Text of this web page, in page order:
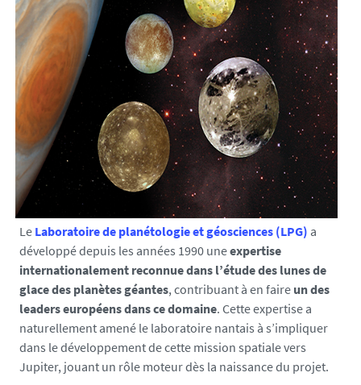
u
e
s
.
u
n
i
v
n
a
n
t
e
s
.
f
r
/
m
Le Laboratoire de planétologie et géosciences (LPG) a
développé depuis les années 1990 uneexpertise
internationalement reconnue dans l’étude des lunes de
glace des planètes géantes, contribuant à en faire un des
leaders européens dans ce domaine. Cette expertise a
naturellement amené le laboratoire nantais à s’impliquer
dans le développement de cette mission spatiale vers
Jupiter, jouant un rôle moteur dès la naissance du projet.